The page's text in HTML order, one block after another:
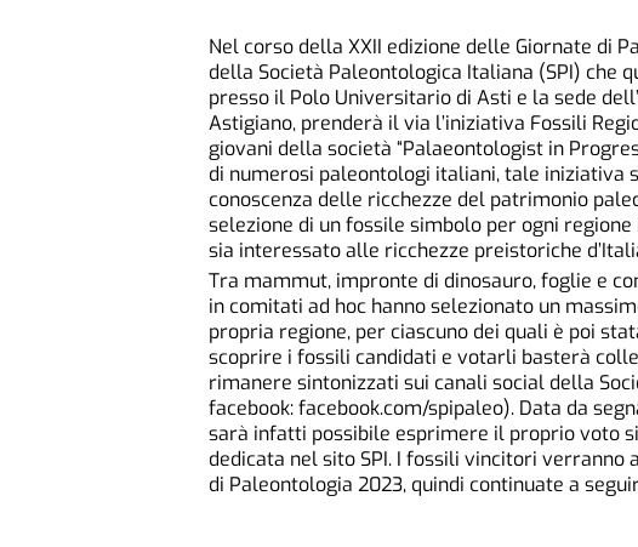
Nel corso della XXII edizione delle Giornate di
della Società Paleontologica Italiana (SPI) che
presso il Polo Universitario di Asti e la sede
Astigiano, prenderà il via l’iniziativa Fossili
giovani della società “Palaeontologist in
di numerosi paleontologi italiani, tale iniziativa
conoscenza delle ricchezze del patrimonio
selezione di un fossile simbolo per ogni
sia interessato alle ricchezze preistoriche
Tra mammut, impronte di dinosauro, foglie e
in comitati ad hoc hanno selezionato un
propria regione, per ciascuno dei quali è poi
scoprire i fossili candidati e votarli basterà
rimanere sintonizzati sui canali social della
facebook: facebook.com/spipaleo). Data da
sarà infatti possibile esprimere il proprio voto
dedicata nel sito SPI. I fossili vincitori verranno
di Paleontologia 2023, quindi continuate a